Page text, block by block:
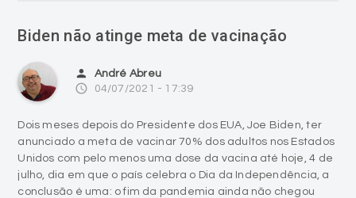
Biden não atinge meta de vacinação
person André Abreu
access_time 04/07/2021 - 17:39
Dois meses depois do Presidente dos EUA, Joe Biden, ter
anunciado a meta de vacinar 70% dos adultos nos Estados
Unidos com pelo menos uma dose da vacina até hoje, 4 de
julho, dia em que o país celebra o Dia da Independência, a
conclusão é uma: o fim da pandemia ainda não chegou